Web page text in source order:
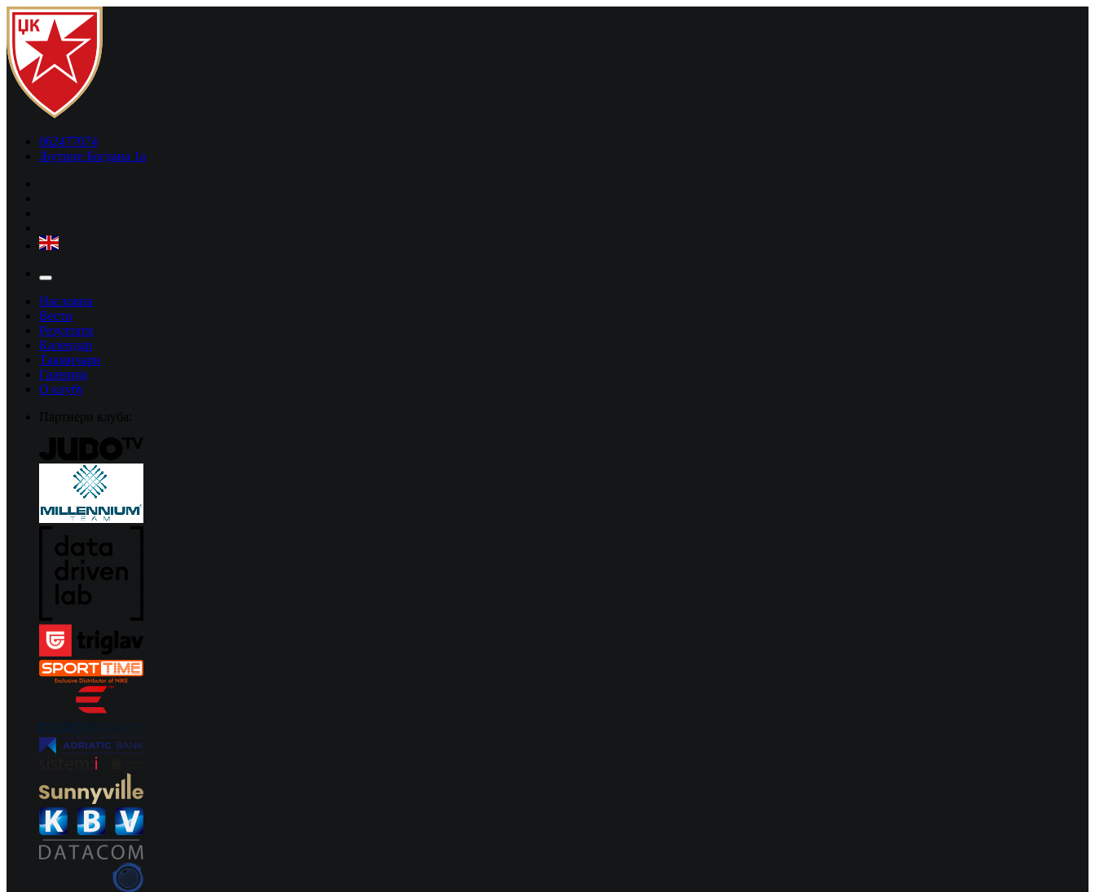
062477074
Љутице Богдана 1а
Насловна
Вести
Резултати
Календар
Такмичари
Галерија
О клубу